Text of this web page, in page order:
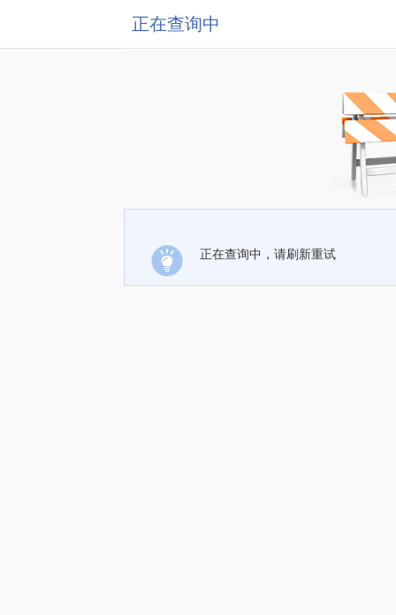
正在查询中
正在查询中，请刷新重试